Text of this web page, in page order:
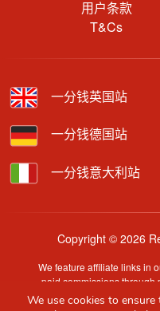
用户条款
T&Cs
一分钱英国站
一分钱德国站
一分钱意大利站
Copyright © 2026
We feature affiliate links in
paid commissions through
We use cookies to